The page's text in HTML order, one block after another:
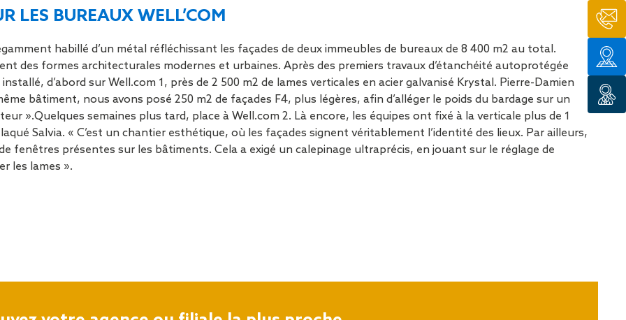
LES BUREAUX WELL’COM
habillé d’un métal réfléchissant les façades de deux immeubles de bureaux de 8 400 m2 au total.
des formes architecturales modernes et urbaines. Après des premiers travaux d’étanchéité autoprotégée
d’abord sur Well.com 1, près de 2 500 m2 de lames verticales en acier galvanisé Krystal. Pierre-Damien
bâtiment, nous avons posé 250 m2 de façades F4, plus légères, afin d’alléger le poids du bardage sur un
».Quelques semaines plus tard, place à Well.com 2. Là encore, les équipes ont fixé à la verticale plus de 1
Salvia. « C’est un chantier esthétique, où les façades signent véritablement l’identité des lieux. Par ailleurs,
fenêtres présentes sur les bâtiments. Cela a exigé un calepinage ultraprécis, en jouant sur le réglage de
les lames ».